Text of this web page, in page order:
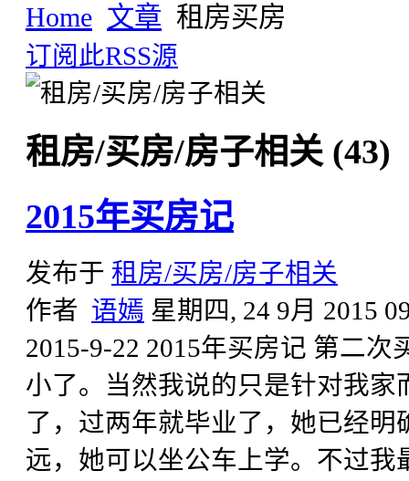
Home 文章 租房买房
订阅此RSS源
租房/买房/房子相关 (43)
2015年买房记
发布于 租房/买房/房子相关
作者 语嫣 星期四, 24 9月 2015
2015-9-22 2015年买房记 第二
小了。当然我说的只是针对我家
了，过两年就毕业了，她已经
远，她可以坐公车上学。不过